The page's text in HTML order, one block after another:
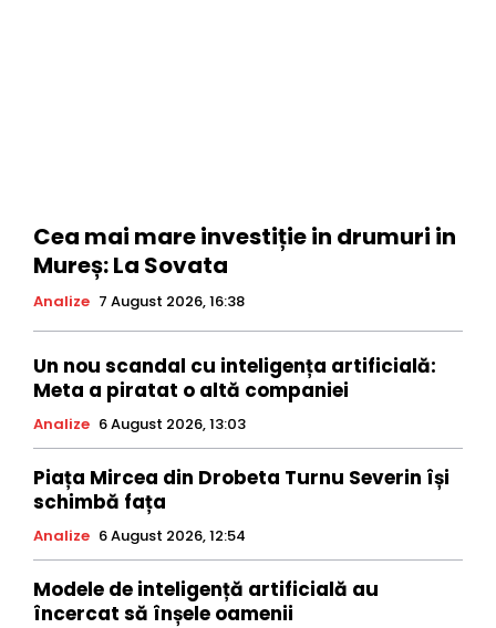
Cea mai mare investiție in drumuri in
Mureș: La Sovata
Analize 7 August 2026, 16:38
Un nou scandal cu inteligența artificială:
Meta a piratat o altă companiei
Analize 6 August 2026, 13:03
Piața Mircea din Drobeta Turnu Severin își
schimbă fața
Analize 6 August 2026, 12:54
Modele de inteligență artificială au
încercat să înșele oamenii